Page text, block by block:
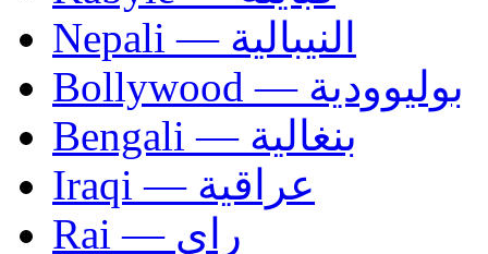
Nepali — النيبالية
Bollywood — بوليوودية
Bengali — بنغالية
Iraqi — عراقية
Rai — راي